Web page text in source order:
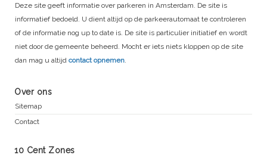
Deze site geeft informatie over parkeren in Amsterdam. De site is
informatief bedoeld. U dient altijd op de parkeerautomaat te controleren
of de informatie nog up to date is. De site is particulier initiatief en wordt
niet door de gemeente beheerd. Mocht er iets niets kloppen op de site
dan mag u altijd contact opnemen
Over ons
Sitemap
Contact
10 Cent Zones